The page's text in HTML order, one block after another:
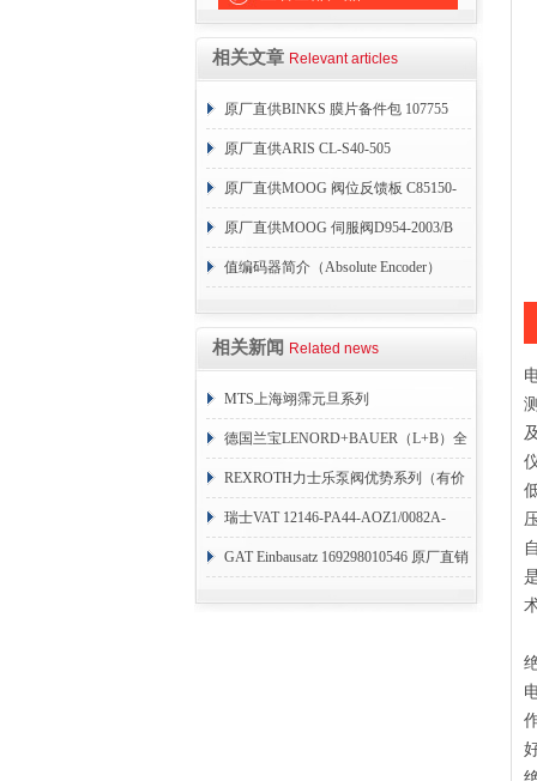
相关文章 Relevant articles
原厂直供BINKS 膜片备件包 107755
原厂直供ARIS CL-S40-505
原厂直供MOOG 阀位反馈板 C85150-
004
原厂直供MOOG 伺服阀D954-2003/B
值编码器简介（Absolute Encoder）
相关新闻 Related news
MTS上海翊霈元旦系列
RHM3050MR081A01
德国兰宝LENORD+BAUER（L+B）全
系列编码器
REXROTH力士乐泵阀优势系列（有价
目表）
瑞士VAT 12146-PA44-AOZ1/0082A-
1173938
GAT Einbausatz 169298010546 原厂直销